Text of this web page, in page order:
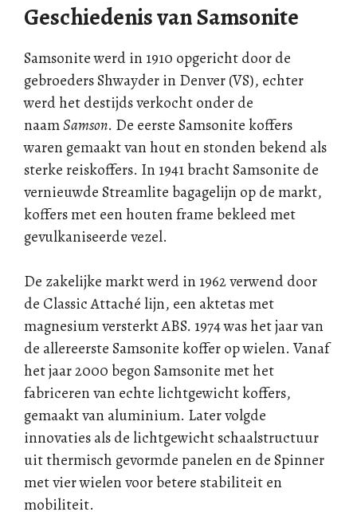
Geschiedenis van Samsonite
Samsonite werd in 1910 opgericht door de
gebroeders Shwayder in Denver (VS), echter
werd het destijds verkocht onder de
naamSamson. De eerste Samsonite koffers
waren gemaakt van hout en stonden bekend als
sterke reiskoffers. In 1941 bracht Samsonite de
vernieuwde Streamlite bagagelijn op de markt,
koffers met een houten frame bekleed met
gevulkaniseerde vezel.
De zakelijke markt werd in 1962 verwend door
de Classic Attaché lijn, een aktetas met
magnesium versterkt ABS. 1974 was het jaar van
de allereerste Samsonite koffer op wielen. Vanaf
het jaar 2000 begon Samsonite met het
fabriceren van echte lichtgewicht koffers,
gemaakt van aluminium. Later volgde
innovaties als de lichtgewicht schaalstructuur
uit thermisch gevormde panelen en de Spinner
met vier wielen voor betere stabiliteit en
mobiliteit.